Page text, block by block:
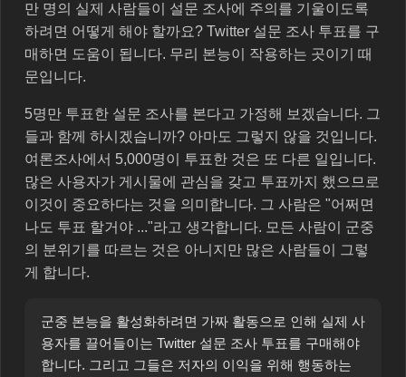
만 명의 실제 사람들이 설문 조사에 주의를 기울이도록
하려면 어떻게 해야 할까요? Twitter 설문 조사 투표를 구
매하면 도움이 됩니다. 무리 본능이 작용하는 곳이기 때
문입니다.
5명만 투표한 설문 조사를 본다고 가정해 보겠습니다. 그
들과 함께 하시겠습니까? 아마도 그렇지 않을 것입니다.
여론조사에서 5,000명이 투표한 것은 또 다른 일입니다.
많은 사용자가 게시물에 관심을 갖고 투표까지 했으므로
이것이 중요하다는 것을 의미합니다. 그 사람은 "어쩌면
나도 투표 할거야 ..."라고 생각합니다. 모든 사람이 군중
의 분위기를 따르는 것은 아니지만 많은 사람들이 그렇
게 합니다.
군중 본능을 활성화하려면 가짜 활동으로 인해 실제 사
용자를 끌어들이는 Twitter 설문 조사 투표를 구매해야
합니다. 그리고 그들은 저자의 이익을 위해 행동하는